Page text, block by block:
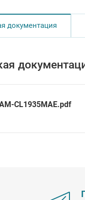
документация
CL1935MAE.pdf